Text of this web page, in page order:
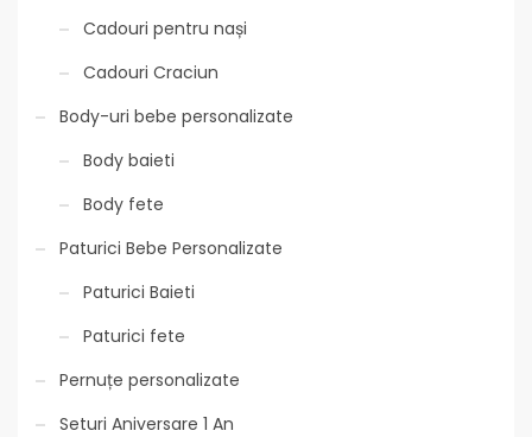
Cadouri pentru nași
Cadouri Craciun
Body-uri bebe personalizate
Body baieti
Body fete
Paturici Bebe Personalizate
Paturici Baieti
Paturici fete
Pernuțe personalizate
Seturi Aniversare 1 An